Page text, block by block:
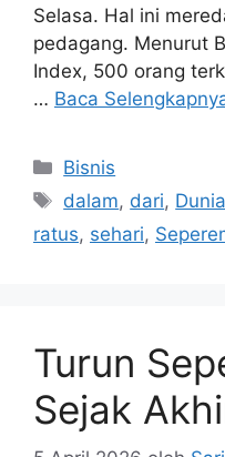
Selasa. Hal ini
pedagang. Menurut
Index, 500 orang
… Baca
Kategori
Bisnis
Tag
dalam, dari, Dunia
ratus, sehari,
Turun
Sejak